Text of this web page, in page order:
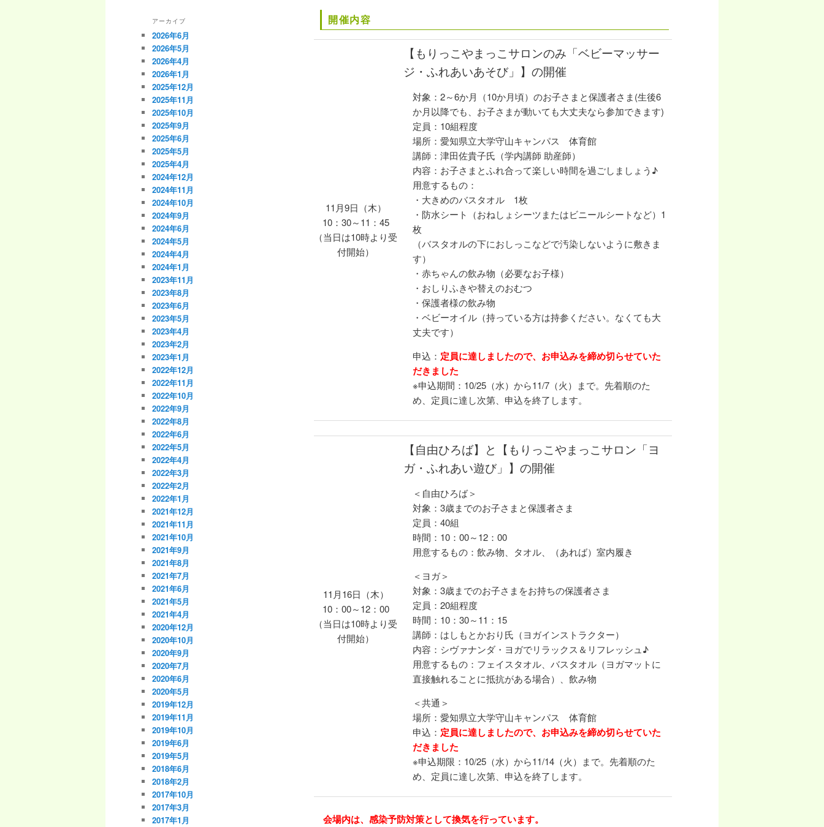
開催内容
11月9日（木）
10：30～11：45
（当日は10時より受
付開始）
【もりっこやまっこサロンのみ「ベビーマッサー
ジ・ふれあいあそび」】の開催
対象：2～6か月（10か月頃）のお子さまと保護者さま(生後6
か月以降でも、お子さまが動いても大丈夫なら参加できます)
定員：10組程度
場所：愛知県立大学守山キャンパス 体育館
講師：津田佐貴子氏（学内講師 助産師）
内容：お子さまとふれ合って楽しい時間を過ごしましょう♪
用意するもの：
・大きめのバスタオル 1枚
・防水シート（おねしょシーツまたはビニールシートなど）1
枚
（バスタオルの下におしっこなどで汚染しないように敷きま
す）
・赤ちゃんの飲み物（必要なお子様）
・おしりふきや替えのおむつ
・保護者様の飲み物
・ベビーオイル（持っている方は持参ください。なくても大
丈夫です）
申込： 定員に達しましたので、お申込みを締め切らせていた
だきました
※申込期間：10/25（水）から11/7（火）まで。先着順のた
め、定員に達し次第、申込を終了します。
11月16日（木）
10：00～12：00
（当日は10時より受
付開始）
【自由ひろば】と【もりっこやまっこサロン「ヨ
ガ・ふれあい遊び」】の開催
＜自由ひろば＞
対象：3歳までのお子さまと保護者さま
定員：40組
時間：10：00～12：00
用意するもの：飲み物、タオル、（あれば）室内履き
＜ヨガ＞
対象：3歳までのお子さまをお持ちの保護者さま
定員：20組程度
時間：10：30～11：15
講師：はしもとかおり氏（ヨガインストラクター）
内容：シヴァナンダ・ヨガでリラックス＆リフレッシュ♪
用意するもの：フェイスタオル、バスタオル（ヨガマットに
直接触れることに抵抗がある場合）、飲み物
＜共通＞
場所：愛知県立大学守山キャンパス 体育館
申込： 定員に達しましたので、お申込みを締め切らせていた
だきました
※申込期限：10/25（水）から11/14（火）まで。先着順のた
め、定員に達し次第、申込を終了します。
会場内は、感染予防対策として換気を行っています。
アーカイブ
2026年6月
2026年5月
2026年4月
2026年1月
2025年12月
2025年11月
2025年10月
2025年9月
2025年6月
2025年5月
2025年4月
2024年12月
2024年11月
2024年10月
2024年9月
2024年6月
2024年5月
2024年4月
2024年1月
2023年11月
2023年8月
2023年6月
2023年5月
2023年4月
2023年2月
2023年1月
2022年12月
2022年11月
2022年10月
2022年9月
2022年8月
2022年6月
2022年5月
2022年4月
2022年3月
2022年2月
2022年1月
2021年12月
2021年11月
2021年10月
2021年9月
2021年8月
2021年7月
2021年6月
2021年5月
2021年4月
2020年12月
2020年10月
2020年9月
2020年7月
2020年6月
2020年5月
2019年12月
2019年11月
2019年10月
2019年6月
2019年5月
2018年6月
2018年2月
2017年10月
2017年3月
2017年1月